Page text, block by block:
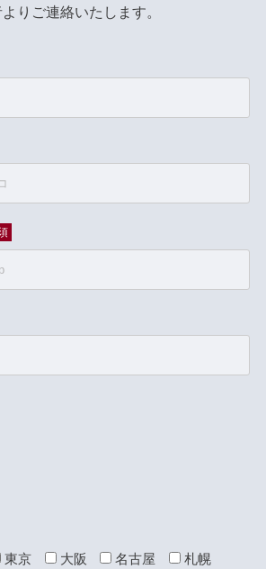
りご連絡いたします。
東京 大阪 名古屋
札幌